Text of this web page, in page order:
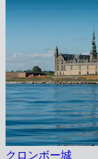
クロンボー城